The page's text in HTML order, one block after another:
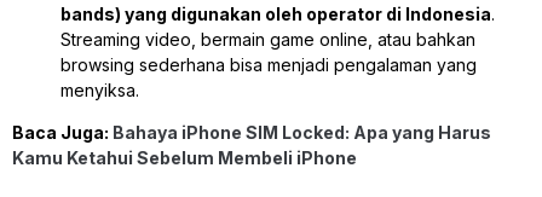
bands) yang digunakan oleh operator di Indonesia.
Streaming video, bermain game online, atau bahkan
browsing sederhana bisa menjadi pengalaman yang
menyiksa.
Baca Juga: Bahaya iPhone SIM Locked: Apa yang Harus
Kamu Ketahui Sebelum Membeli iPhone